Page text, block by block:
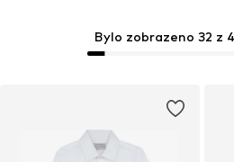
Bylo zobrazeno 32 z